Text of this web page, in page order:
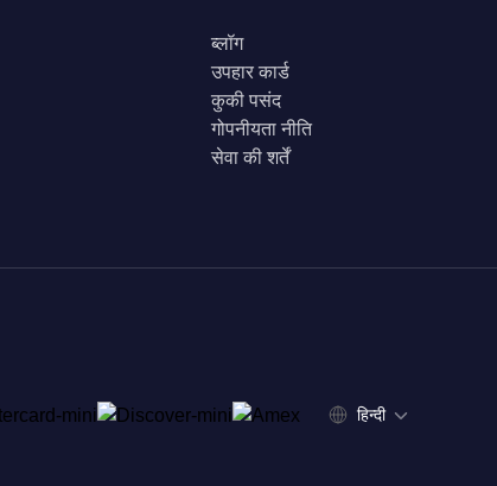
ब्लॉग
उपहार कार्ड
कुकी पसंद
गोपनीयता नीति
सेवा की शर्तें
हिन्दी